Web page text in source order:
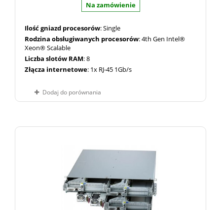
Na zamówienie
Ilość gniazd procesorów: Single
Rodzina obsługiwanych procesorów: 4th Gen Intel®
Xeon® Scalable
Liczba slotów RAM: 8
Złącza internetowe: 1x RJ-45 1Gb/s
Dodaj do porównania